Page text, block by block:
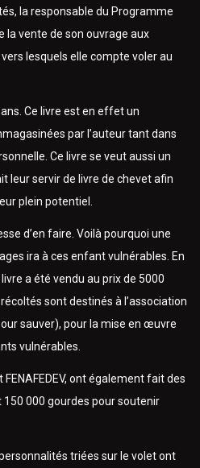
la responsable du Programme
la vente de son ouvrage aux
lesquels elle compte voler au
Ce livre est en effet un
par l’auteur tant dans
Ce livre se veut aussi un
leur servir de livre de chevet afin
plein potentiel.
d’en faire. Voilà pourquoi une
ira à ces enfant vulnérables. En
a été vendu au prix de 5000
sont destinés à l’association
sauver), pour la mise en œuvre
vulnérables.
ont également fait des
000 gourdes pour soutenir
triées sur le volet ont